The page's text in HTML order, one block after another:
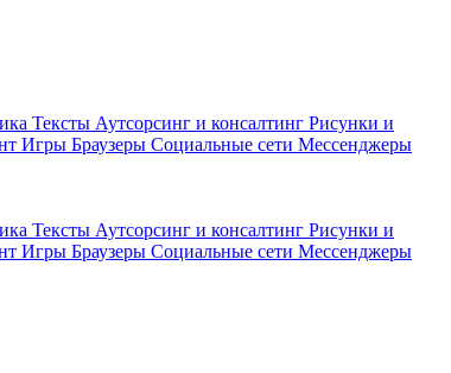
Тексты Аутсорсинг и консалтинг Рисунки и
Игры Браузеры Социальные сети Мессенджеры
Тексты Аутсорсинг и консалтинг Рисунки и
Игры Браузеры Социальные сети Мессенджеры